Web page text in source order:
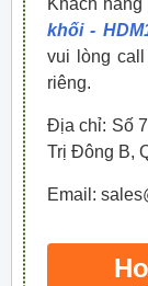
Khách hàng
khối -
vui lòng
riêng.
Địa chỉ: Số
Trị Đông B,
Email: